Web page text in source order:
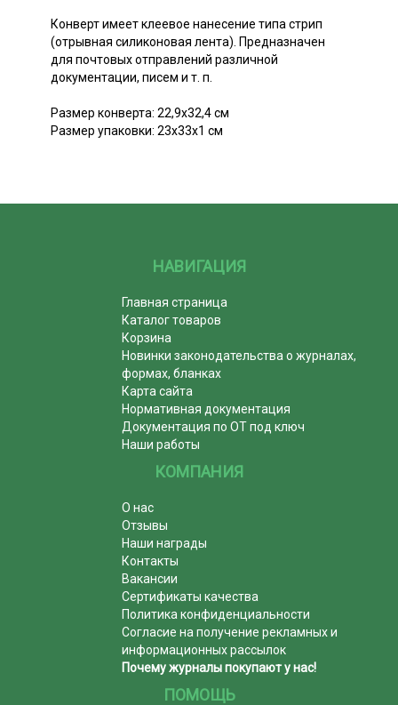
Конверт имеет клеевое нанесение типа стрип
(отрывная силиконовая лента). Предназначен
для почтовых отправлений различной
документации, писем и т. п.
Размер конверта: 22,9x32,4 см
Размер упаковки: 23x33x1 см
НАВИГАЦИЯ
Главная страница
Каталог товаров
Корзина
Новинки законодательства о журналах,
формах, бланках
Карта сайта
Нормативная документация
Документация по ОТ под ключ
Наши работы
КОМПАНИЯ
О нас
Отзывы
Наши награды
Контакты
Вакансии
Сертификаты качества
Политика конфиденциальности
Согласие на получение рекламных и
информационных рассылок
Почему журналы покупают у нас!
ПОМОЩЬ